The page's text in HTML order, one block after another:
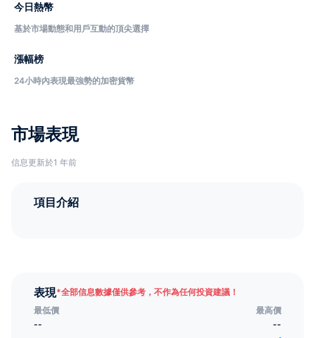
市場表現
信息更新於1 年前
項目介紹
表現*全部信息數據僅供參考，不作為任何投資建議！
最低價
最高價
--
--
今日熱幣
基於市場動態和用戶互動的頂尖選擇
漲幅榜
24小時內表現最強勢的加密貨幣